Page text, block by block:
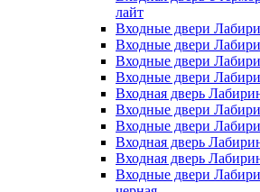
лайт
Входные двери
Входные двери
Входные двери
Входные двери
Входная дверь
Входные двери
Входные двери
Входная дверь
Входная дверь
Входные двери